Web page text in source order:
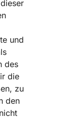
und
des
die
zu
den